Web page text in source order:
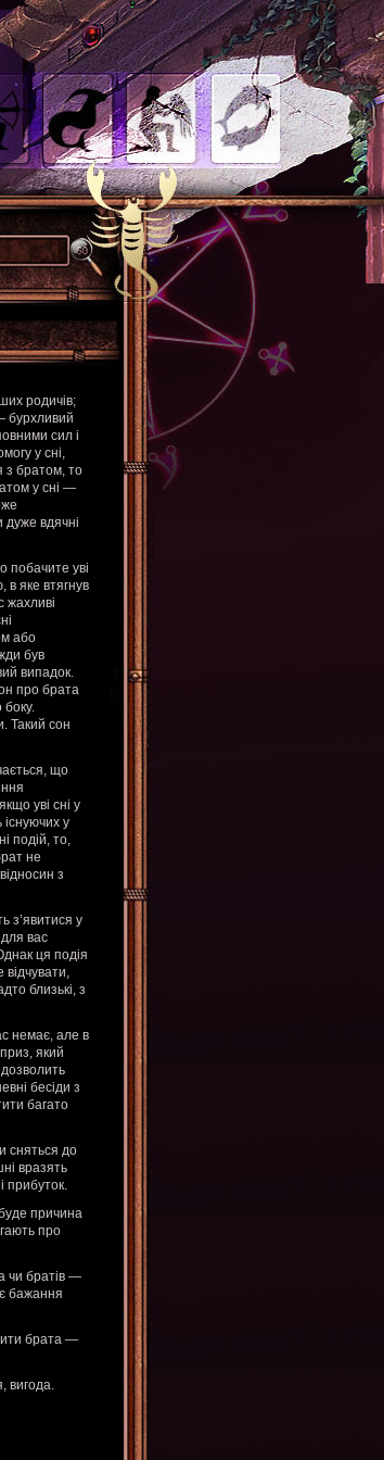
родичів;
бурхливий
сил і
у сні,
з братом, то
у сні —
дуже вдячні
побачите уві
яке втягнув
жахливі
або
був
випадок.
про брата
боку.
Такий сон
що
уві сні у
існуючих у
подій, то,
не
з
з’явитися у
вас
ця подія
близькі, з
немає, але в
який
бесіди з
багато
сняться до
вразять
прибуток.
причина
про
чи братів —
бажання
брата —
вигода.